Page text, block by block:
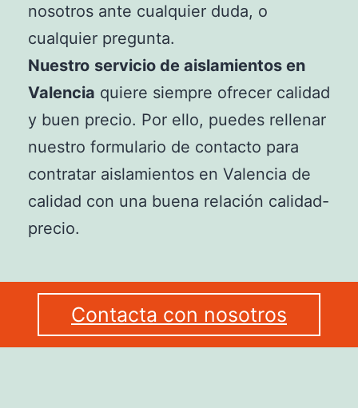
nosotros ante cualquier duda, o
cualquier pregunta.
Nuestro servicio de aislamientos en
Valencia quiere siempre ofrecer calidad
y buen precio. Por ello, puedes rellenar
nuestro formulario de contacto para
contratar aislamientos en Valencia de
calidad con una buena relación calidad-
precio.
Contacta con nosotros